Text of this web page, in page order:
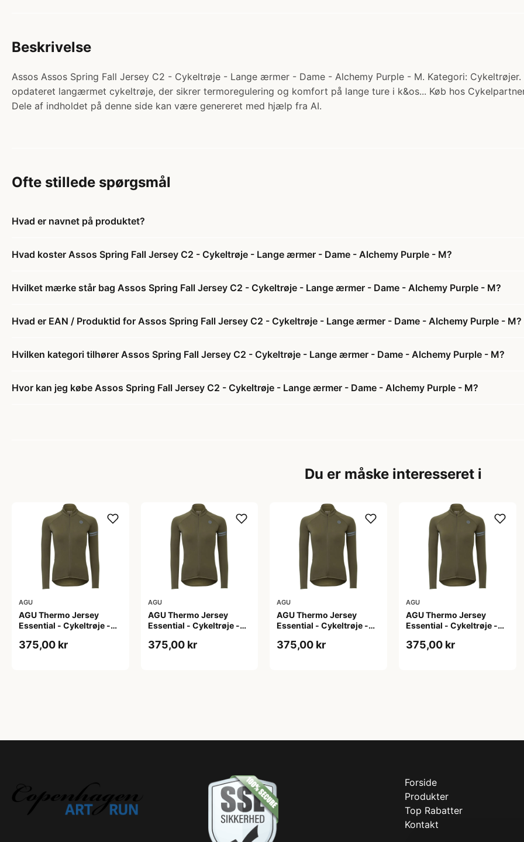
Beskrivelse
Assos Assos Spring Fall Jersey C2 - Cykeltrøje - Lange ærmer - Dame - Alchemy Purple - M. Kategori: Cykeltrøjer.
opdateret langærmet cykeltrøje, der sikrer termoregulering og komfort på lange ture i k&os... Køb hos
Dele af indholdet på denne side kan være genereret med hjælp fra AI.
Ofte stillede spørgsmål
Hvad er navnet på produktet?
Hvad koster Assos Spring Fall Jersey C2 - Cykeltrøje - Lange ærmer - Dame - Alchemy Purple - M?
Hvilket mærke står bag Assos Spring Fall Jersey C2 - Cykeltrøje - Lange ærmer - Dame - Alchemy Purple - M?
Hvad er EAN / Produktid for Assos Spring Fall Jersey C2 - Cykeltrøje - Lange ærmer - Dame - Alchemy Purple - M?
Hvilken kategori tilhører Assos Spring Fall Jersey C2 - Cykeltrøje - Lange ærmer - Dame - Alchemy Purple - M?
Hvor kan jeg købe Assos Spring Fall Jersey C2 - Cykeltrøje - Lange ærmer - Dame - Alchemy Purple - M?
Du er måske interesseret i
AGU
AGU Thermo Jersey
Essential - Cykeltrøje -
375,00 kr
AGU
AGU Thermo Jersey
Essential - Cykeltrøje -
M
375,00 kr
AGU
AGU Thermo Jersey
Essential - Cykeltrøje -
375,00 kr
AGU
AGU Thermo Jersey
Essential - Cykeltrøje -
XL
375,00 kr
Forside
Produkter
Top Rabatter
Kontakt